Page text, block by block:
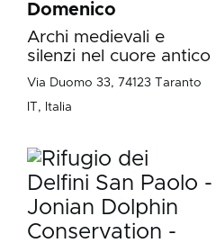
Domenico
Archi medievali e
silenzi nel cuore antico
Via Duomo 33, 74123 Taranto
IT, Italia